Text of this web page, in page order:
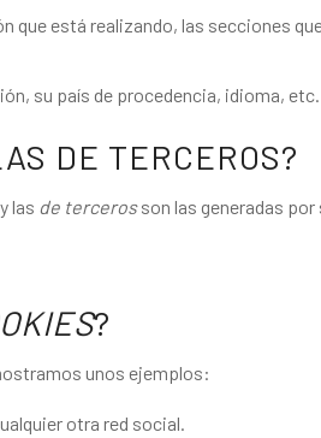
que está realizando, las secciones
su país de procedencia, idioma, etc.
DE TERCEROS?
las de tercerosson las generadas
?
unos ejemplos:
otra red social.